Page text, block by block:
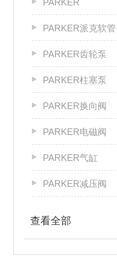
PARKER
PARKER派克软管
PARKER齿轮泵
PARKER柱塞泵
PARKER换向阀
PARKER电磁阀
PARKER气缸
PARKER减压阀
查看全部